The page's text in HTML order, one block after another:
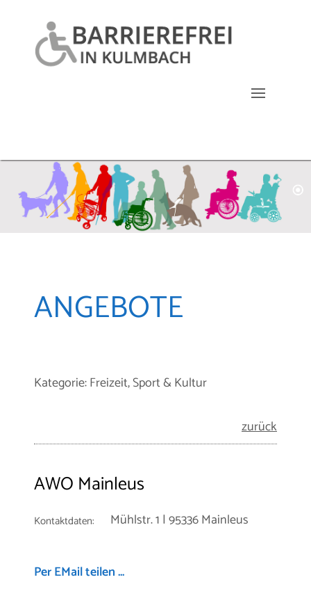
ANGEBOTE
Kategorie: Freizeit, Sport & Kultur
zurück
AWO Mainleus
Kontaktdaten: Mühlstr. 1 | 95336 Mainleus
Per EMail teilen ...